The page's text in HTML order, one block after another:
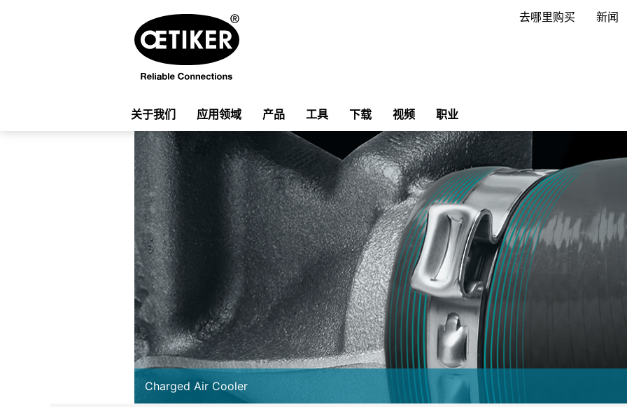
去哪里购买 新闻
关于我们 应用领域 产品 工具 下载 视频 职业
Charged Air Cooler